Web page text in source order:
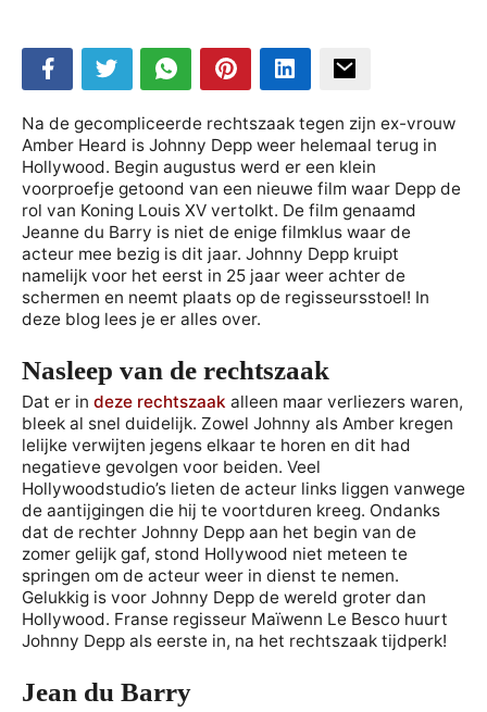
Na de gecompliceerde rechtszaak tegen zijn ex-vrouw
Amber Heard is Johnny Depp weer helemaal terug in
Hollywood. Begin augustus werd er een klein
voorproefje getoond van een nieuwe film waar Depp de
rol van Koning Louis XV vertolkt. De film genaamd
Jeanne du Barry is niet de enige filmklus waar de
acteur mee bezig is dit jaar. Johnny Depp kruipt
namelijk voor het eerst in 25 jaar weer achter de
schermen en neemt plaats op de regisseursstoel! In
deze blog lees je er alles over.
Nasleep van de rechtszaak
Dat er in deze rechtszaak alleen maar verliezers waren,
bleek al snel duidelijk. Zowel Johnny als Amber kregen
lelijke verwijten jegens elkaar te horen en dit had
negatieve gevolgen voor beiden. Veel
Hollywoodstudio’s lieten de acteur links liggen vanwege
de aantijgingen die hij te voortduren kreeg. Ondanks
dat de rechter Johnny Depp aan het begin van de
zomer gelijk gaf, stond Hollywood niet meteen te
springen om de acteur weer in dienst te nemen.
Gelukkig is voor Johnny Depp de wereld groter dan
Hollywood. Franse regisseur Maïwenn Le Besco huurt
Johnny Depp als eerste in, na het rechtszaak tijdperk!
Jean du Barry